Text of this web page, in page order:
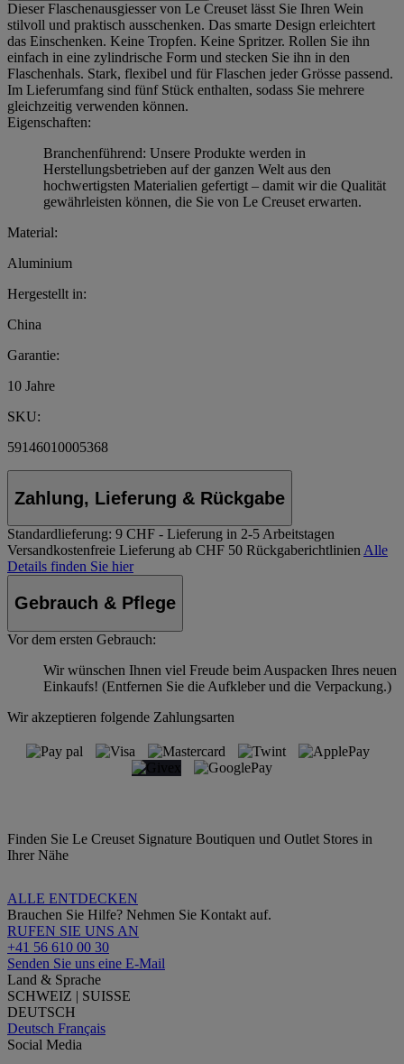
Dieser Flaschenausgiesser von Le Creuset lässt Sie Ihren Wein
stilvoll und praktisch ausschenken. Das smarte Design erleichtert
das Einschenken. Keine Tropfen. Keine Spritzer. Rollen Sie ihn
einfach in eine zylindrische Form und stecken Sie ihn in den
Flaschenhals. Stark, flexibel und für Flaschen jeder Grösse passend.
Im Lieferumfang sind fünf Stück enthalten, sodass Sie mehrere
gleichzeitig verwenden können.
Eigenschaften:
Branchenführend: Unsere Produkte werden in
Herstellungsbetrieben auf der ganzen Welt aus den
hochwertigsten Materialien gefertigt – damit wir die Qualität
gewährleisten können, die Sie von Le Creuset erwarten.
Material:
Aluminium
Hergestellt in:
China
Garantie:
10 Jahre
SKU:
59146010005368
Zahlung, Lieferung & Rückgabe
Standardlieferung: 9 CHF - Lieferung in 2-5 Arbeitstagen
Versandkostenfreie Lieferung ab CHF 50 Rückgaberichtlinien Alle
Details finden Sie hier
Gebrauch & Pflege
Vor dem ersten Gebrauch:
Wir wünschen Ihnen viel Freude beim Auspacken Ihres neuen
Einkaufs! (Entfernen Sie die Aufkleber und die Verpackung.)
Wir akzeptieren folgende Zahlungsarten
Finden Sie Le Creuset Signature Boutiquen und Outlet Stores in
Ihrer Nähe
ALLE ENTDECKEN
Brauchen Sie Hilfe? Nehmen Sie Kontakt auf.
RUFEN SIE UNS AN
+41 56 610 00 30
Senden Sie uns eine E-Mail
Land & Sprache
SCHWEIZ | SUISSE
DEUTSCH
Deutsch Français
Social Media